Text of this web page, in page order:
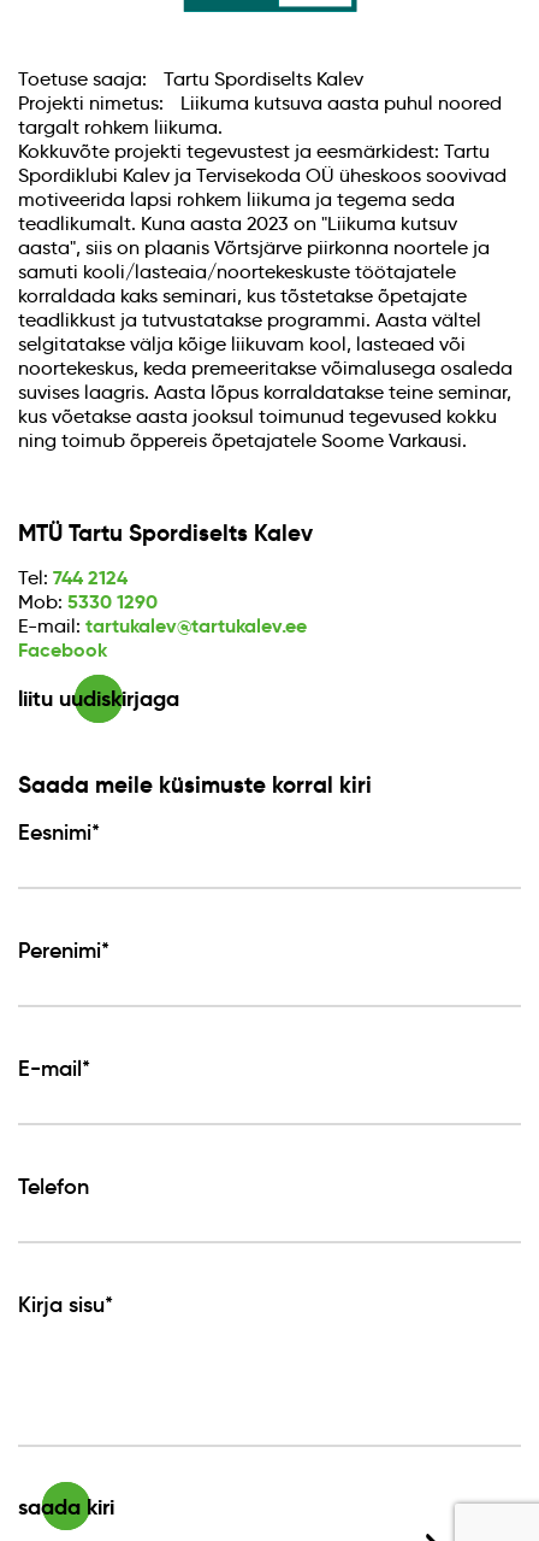
Toetuse saaja: Tartu Spordiselts Kalev
Projekti nimetus: Liikuma kutsuva aasta puhul noored
targalt rohkem liikuma.
Kokkuvõte projekti tegevustest ja eesmärkidest: Tartu
Spordiklubi Kalev ja Tervisekoda OÜ üheskoos soovivad
motiveerida lapsi rohkem liikuma ja tegema seda
teadlikumalt. Kuna aasta 2023 on "Liikuma kutsuv
aasta", siis on plaanis Võrtsjärve piirkonna noortele ja
samuti kooli/lasteaia/noortekeskuste töötajatele
korraldada kaks seminari, kus tõstetakse õpetajate
teadlikkust ja tutvustatakse programmi. Aasta vältel
selgitatakse välja kõige liikuvam kool, lasteaed või
noortekeskus, keda premeeritakse võimalusega osaleda
suvises laagris. Aasta lõpus korraldatakse teine seminar,
kus võetakse aasta jooksul toimunud tegevused kokku
ning toimub õppereis õpetajatele Soome Varkausi.
MTÜ Tartu Spordiselts Kalev
Tel: 744 2124
Mob: 5330 1290
E-mail: tartukalev@tartukalev.ee
Facebook
liitu uudiskirjaga
Saada meile küsimuste korral kiri
Eesnimi*
Perenimi*
E-mail*
Telefon
Kirja sisu*